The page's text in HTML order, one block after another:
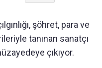
şöhret, para ve
tanınan sanatçı
çıkıyor.